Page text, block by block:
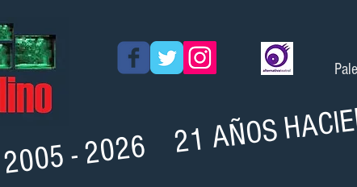
2005 - 2026 21 AÑOS